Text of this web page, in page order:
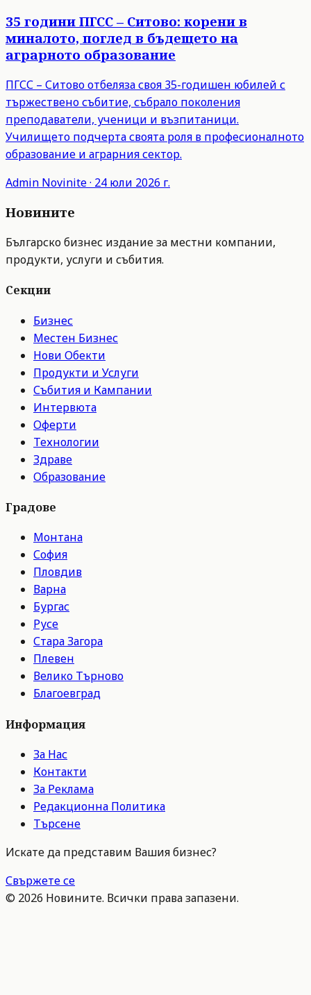
35 години ПГСС – Ситово: корени в
миналото, поглед в бъдещето на
аграрното образование
ПГСС – Ситово отбеляза своя 35-годишен юбилей с
тържествено събитие, събрало поколения
преподаватели, ученици и възпитаници.
Училището подчерта своята роля в професионалното
образование и аграрния сектор.
Admin Novinite· 24 юли 2026 г.
Новините
Българско бизнес издание за местни компании,
продукти, услуги и събития.
Секции
Бизнес
Местен Бизнес
Нови Обекти
Продукти и Услуги
Събития и Кампании
Интервюта
Оферти
Технологии
Здраве
Образование
Градове
Монтана
София
Пловдив
Варна
Бургас
Русе
Стара Загора
Плевен
Велико Търново
Благоевград
Информация
За Нас
Контакти
За Реклама
Редакционна Политика
Търсене
Искате да представим Вашия бизнес?
Свържете се
© 2026 Новините. Всички права запазени.